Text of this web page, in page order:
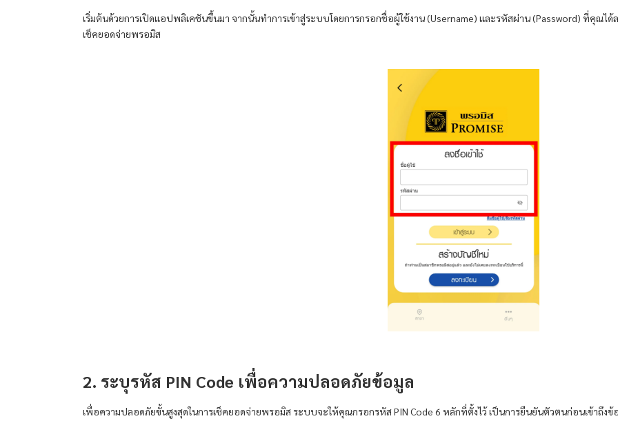
เริ่มต้นด้วยการเปิดแอปพลิเคชันขึ้นมา จากนั้นทำการเข้าสู่ระบบโดยการกรอกชื่อผู้ใช้งาน (Username) และรหัสผ่าน (Password) ที่คุณไ
เช็คยอดจ่ายพรอมิส
2. ระบุรหัส PIN Code เพื่อความปลอดภัยข้อมูล
เพื่อความปลอดภัยขั้นสูงสุดในการเช็คยอดจ่ายพรอมิส ระบบจะให้คุณกรอกรหัส PIN Code 6 หลักที่ตั้งไว้ เป็นการยืนยันตัวตนก่อนเข้าถึง